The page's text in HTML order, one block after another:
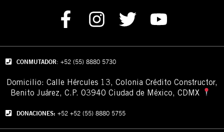
CONMUTADOR: +52 (55) 8880 5730
Domicilio: Calle Hércules 13, Colonia Crédito Constructor,
Benito Juárez, C.P. 03940 Ciudad de México, CDMX
DONACIONES: +52 +52 (55) 8880 5755